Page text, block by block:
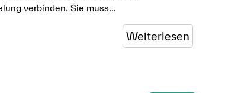
verbinden. Sie muss…
Weiterlesen